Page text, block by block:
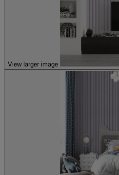
View larger image